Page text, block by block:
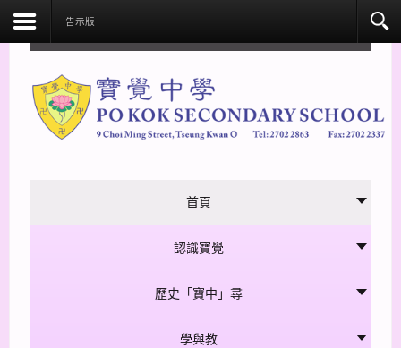
告示版
首頁
認識寶覺
歷史「寶中」尋
學與教